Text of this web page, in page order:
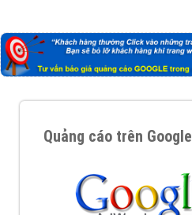
Quảng cáo trên Google